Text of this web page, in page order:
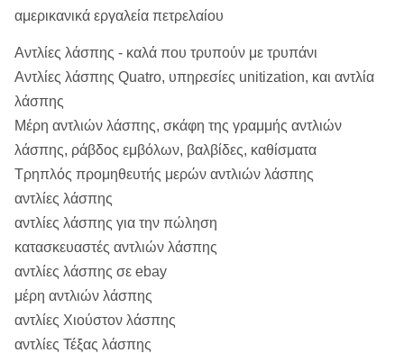
αμερικανικά εργαλεία πετρελαίου
Αντλίες λάσπης - καλά που τρυπούν με τρυπάνι
Αντλίες λάσπης Quatro, υπηρεσίες unitization, και αντλία
λάσπης
Μέρη αντλιών λάσπης, σκάφη της γραμμής αντλιών
λάσπης, ράβδος εμβόλων, βαλβίδες, καθίσματα
Τρηπλός προμηθευτής μερών αντλιών λάσπης
αντλίες λάσπης
αντλίες λάσπης για την πώληση
κατασκευαστές αντλιών λάσπης
αντλίες λάσπης σε ebay
μέρη αντλιών λάσπης
αντλίες Χιούστον λάσπης
αντλίες Τέξας λάσπης